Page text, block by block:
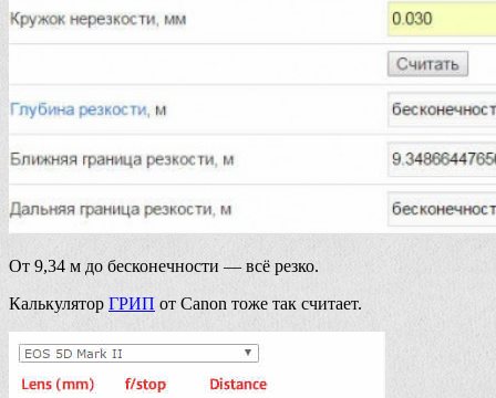
От 9,34 м до бесконечности — всё резко.
Калькулятор ГРИП от Canon тоже так считает.